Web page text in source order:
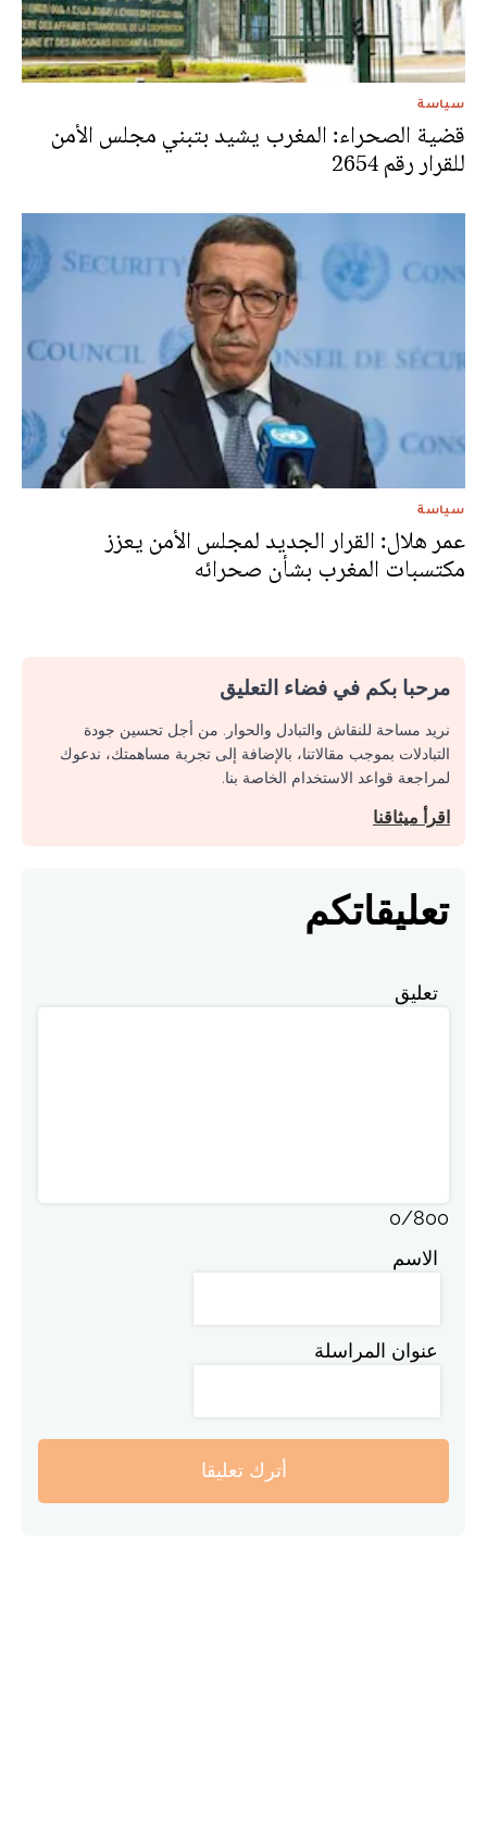
سياسة
قضية الصحراء: المغرب يشيد بتبني مجلس الأمن
للقرار رقم 2654
سياسة
عمر هلال: القرار الجديد لمجلس الأمن يعزز
مكتسبات المغرب بشأن صحرائه
مرحبا بكم في فضاء التعليق
نريد مساحة للنقاش والتبادل والحوار. من أجل تحسين جودة
التبادلات بموجب مقالاتنا، بالإضافة إلى تجربة مساهمتك، ندعوك
لمراجعة قواعد الاستخدام الخاصة بنا.
اقرأ ميثاقنا
تعليقاتكم
تعليق
0/800
الاسم
عنوان المراسلة
أترك تعليقا